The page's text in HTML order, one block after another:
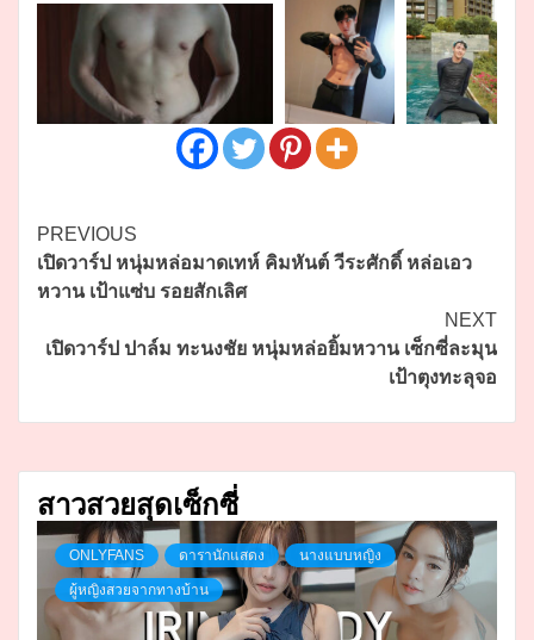
Continue
Reading
PREVIOUS
เปิดวาร์ป หนุ่มหล่อมาดเทห์ คิมหันต์ วีระศักดิ์ หล่อเอว
หวาน เป้าแซ่บ รอยสักเลิศ
NEXT
เปิดวาร์ป ปาล์ม ทะนงชัย หนุ่มหล่อยิ้มหวาน เซ็กซี่ละมุน
เป้าตุงทะลุจอ
สาวสวยสุดเซ็กซี่
ONLYFANS ดารานักแสดง นางแบบหญิง
ผู้หญิงสวยจากทางบ้าน